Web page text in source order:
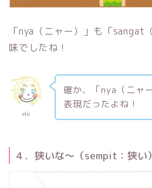
「nya（ニャー）」も「sangat
味でしたね！
elic
確か、「nya（ニャ
表現だったよね！
４．狭いな〜（sempit：狭い）